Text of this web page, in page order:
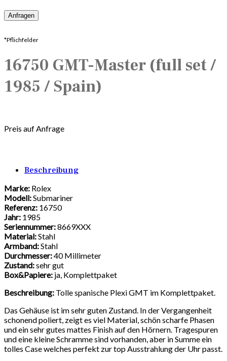
*Pflichfelder
16750 GMT-Master (full set /
1985 / Spain)
Preis auf Anfrage
Beschreibung
Marke: Rolex
Modell:Submariner
Referenz: 16750
Jahr: 1985
Seriennummer:8669XXX
Material:Stahl
Armband:Stahl
Durchmesser:40 Millimeter
Zustand:sehr gut
Box&Papiere: ja, Komplettpaket
Beschreibung: Tolle spanische Plexi GMT im Komplettpaket.
Das Gehäuse ist im sehr guten Zustand. In der Vergangenheit
schonend poliert, zeigt es viel Material, schön scharfe Phasen
und ein sehr gutes mattes Finish auf den Hörnern. Tragespuren
und eine kleine Schramme sind vorhanden, aber in Summe ein
tolles Case welches perfekt zur top Ausstrahlung der Uhr passt.